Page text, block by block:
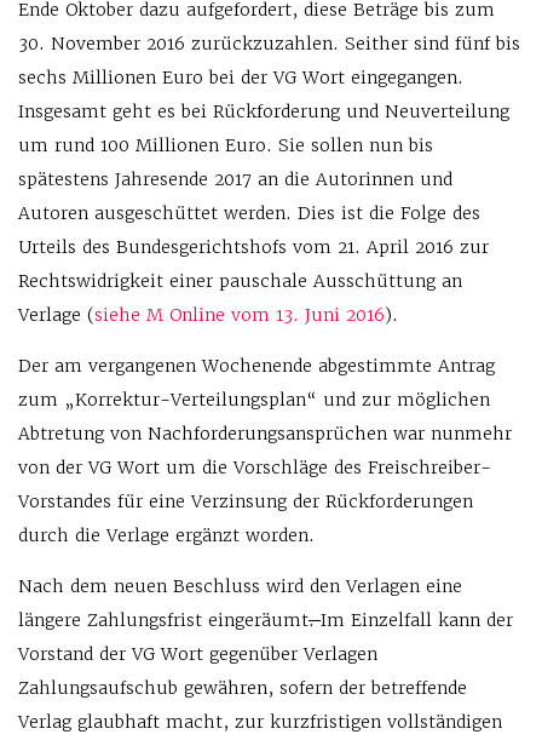
Ende Oktober dazu aufgefordert, diese Beträge bis zum
30. November 2016 zurückzuzahlen. Seither sind fünf bis
sechs Millionen Euro bei der VG Wort eingegangen.
Insgesamt geht es bei Rückforderung und Neuverteilung
um rund 100 Millionen Euro. Sie sollen nun bis
spätestens Jahresende 2017 an die Autorinnen und
Autoren ausgeschüttet werden. Dies ist die Folge des
Urteils des Bundesgerichtshofs vom 21. April 2016 zur
Rechtswidrigkeit einer pauschale Ausschüttung an
Verlage (siehe M Online vom 13. Juni 2016).
Der am vergangenen Wochenende abgestimmte Antrag
zum „Korrektur-Verteilungsplan“ und zur möglichen
Abtretung von Nachforderungsansprüchen war nunmehr
von der VG Wort um die Vorschläge des Freischreiber-
Vorstandes für eine Verzinsung der Rückforderungen
durch die Verlage ergänzt worden.
Nach dem neuen Beschluss wird den Verlagen eine
längere Zahlungsfrist eingeräumt.Im Einzelfall kann der
Vorstand der VG Wort gegenüber Verlagen
Zahlungsaufschub gewähren, sofern der betreffende
Verlag glaubhaft macht, zur kurzfristigen vollständigen